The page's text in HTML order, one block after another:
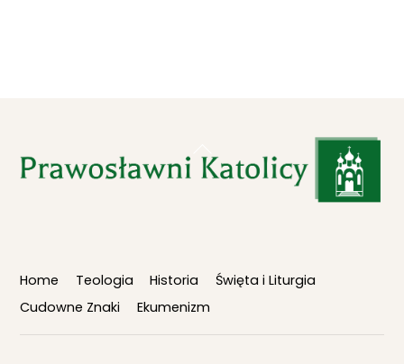
To
Home Teologia Historia
Święta i Liturgia
Cudowne Znaki
Ekumenizm